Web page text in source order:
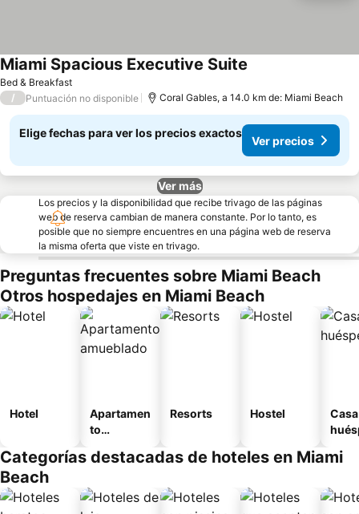
Bed & Breakfast
Miami Spacious Executive Suite
/ Puntuación no disponible Coral Gables, a 14.0 km de: Miami Beach
Elige fechas para ver los precios exactos
Ver precios
Ver más
Los precios y la disponibilidad que recibe trivago de las páginas
web de reserva cambian de manera constante. Por lo tanto, es
posible que no siempre encuentres en una página web de reserva
la misma oferta que viste en trivago.
Preguntas frecuentes sobre Miami Beach
Otros hospedajes en Miami Beach
Hotel
Apartamen
to
o
Resorts Hostel
Categorías destacadas de hoteles en Miami
Beach